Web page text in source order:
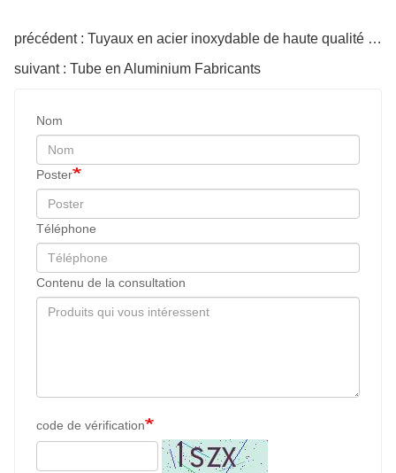
précédent : Tuyaux en acier inoxydable de haute qualité pour l'exportation
suivant : Tube en Aluminium Fabricants
Nom
Poster
Téléphone
Contenu de la consultation
code de vérification